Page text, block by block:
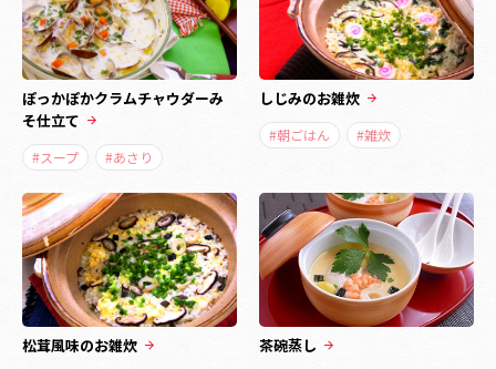
ぽっかぽかクラムチャウダーみ
そ仕立て
#スープ #あさり
しじみのお雑炊
#朝ごはん #雑炊
松茸風味のお雑炊 茶碗蒸し